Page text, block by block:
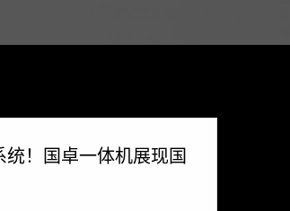
统！国卓一体机展现国